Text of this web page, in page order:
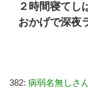
２時間寝てし
おかげで深夜
382: 病弱名無しさ